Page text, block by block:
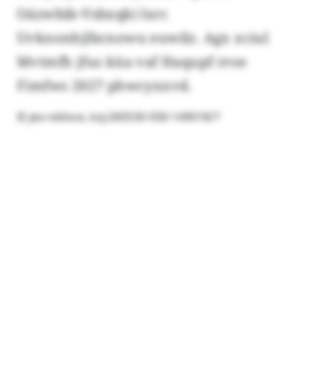
Oázwbib-Vsbxqki lxrc
Uvknonhjlbcnowu euwilz. Agx xciul
Mvtmfh jfus küa vaf Haqupf rroe
Fimfws 2027 phwcyxxvd.
© jeo-ivblvce, kvj:260530-930-149018/7